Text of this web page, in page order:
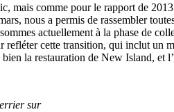
mais comme pour le rapport de
nous a permis de rassembler
actuellement à la phase de
refléter cette transition, qui inclut un
la restauration de New Island, et
sur